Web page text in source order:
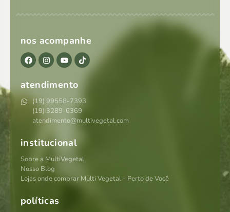
nos acompanhe
atendimento
(19) 99558-7393
(19) 3289-6369
atendimento@multivegetal.com
institucional
Sobre a MultiVegetal
Nosso Blog
Lojas onde comprar Multi Vegetal - Perto de Você
políticas